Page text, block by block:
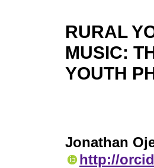
RURAL
MUSIC:
YOUTH
Jonathan
http://